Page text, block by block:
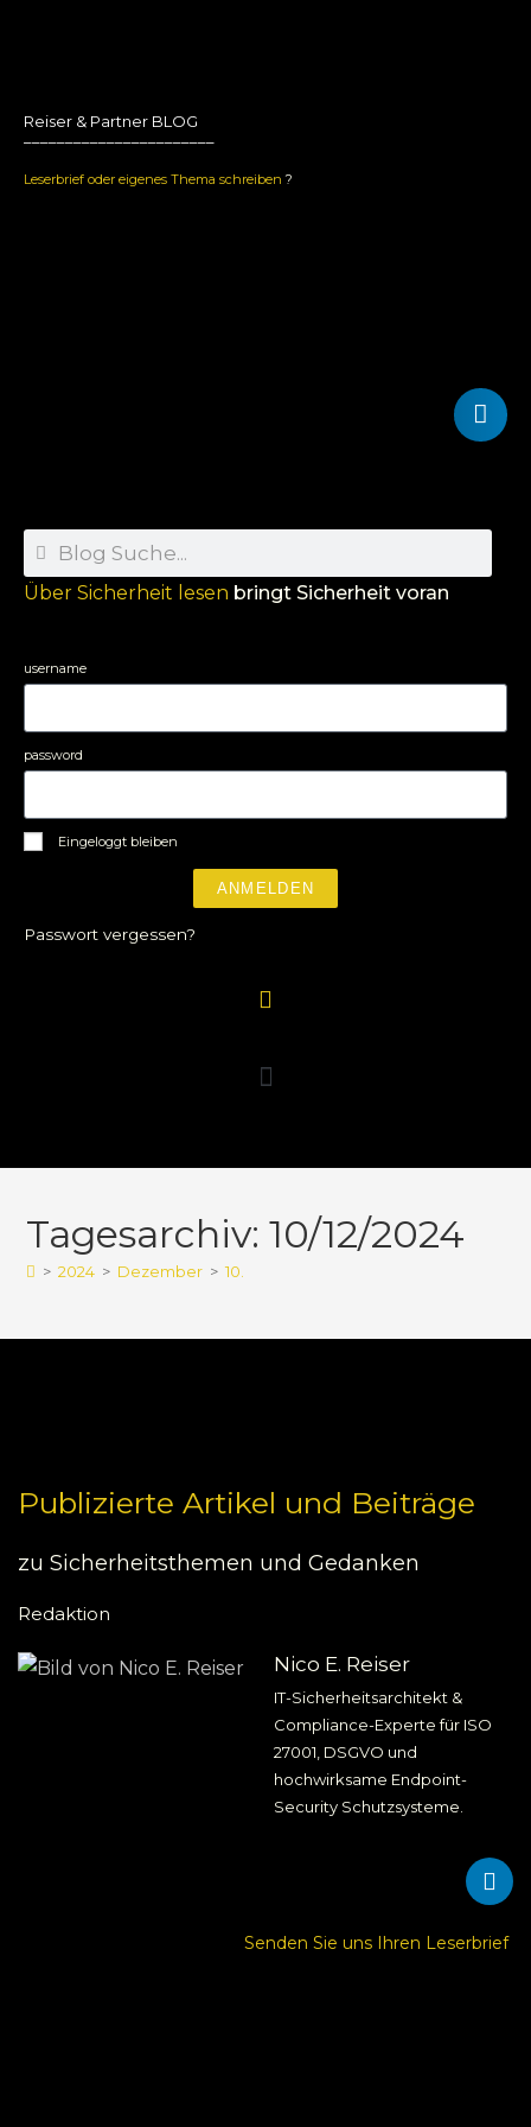
Reiser & Partner BLOG
Leserbrief oder eigenes Thema schreiben ?
Über Sicherheit lesen bringt Sicherheit voran
username
password
Eingeloggt bleiben
ANMELDEN
Passwort vergessen?
Tagesarchiv: 10/12/2024
> 2024 > Dezember > 10.
Publizierte Artikel und Beiträge
zu Sicherheitsthemen und Gedanken
Redaktion
Nico E. Reiser
IT-Sicherheitsarchitekt &
Compliance-Experte für ISO
27001, DSGVO und
hochwirksame Endpoint-
Security Schutzsysteme.
Senden Sie uns Ihren Leserbrief